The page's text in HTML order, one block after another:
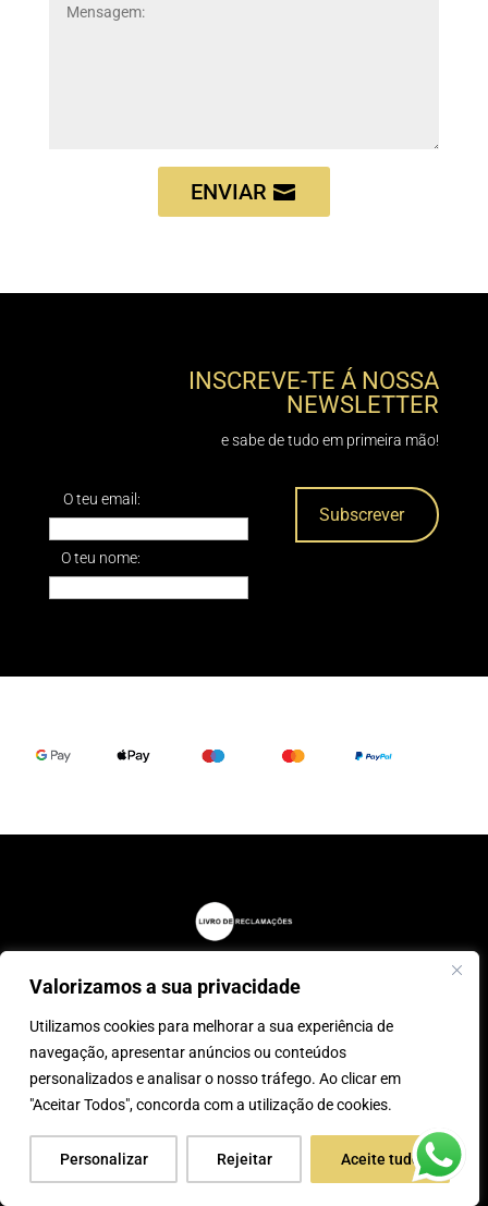
Valorizamos a sua privacidade
Utilizamos cookies para melhorar a sua experiência de
navegação, apresentar anúncios ou conteúdos
personalizados e analisar o nosso tráfego. Ao clicar em
"Aceitar Todos", concorda com a utilização de cookies.
Personalizar Rejeitar Aceite tudo
ENVIAR
INSCREVE-TE Á NOSSA
NEWSLETTER
e sabe de tudo em primeira mão!
O teu email:
O teu nome:
desenvolvido por:Tecnologias
Imaginadas